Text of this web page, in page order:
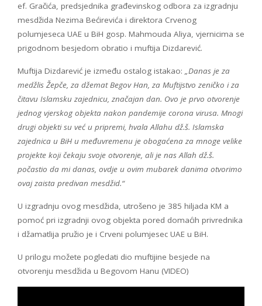
ef. Gračića, predsjednika građevinskog odbora za izgradnju
mesdžida Nezima Bećirevića i direktora Crvenog
polumjeseca UAE u BiH gosp. Mahmouda Aliya, vjernicima se
prigodnom besjedom obratio i muftija Dizdarević.
Muftija Dizdarević je između ostalog istakao: „Danas je za
medžlis Žepče, za džemat Begov Han, za Muftijstvo zeničko i za
čitavu Islamsku zajednicu, značajan dan. Ovo je prvo otvorenje
jednog vjerskog objekta nakon pandemije corona virusa. Mnogi
drugi objekti su već u pripremi, hvala Allahu dž.š. Islamska
zajednica u BiH u međuvremenu je obogaćena za mnoge velike
projekte koji čekaju svoje otvorenje, ali je nas Allah dž.š.
počastio da mi danas, ovdje u ovim mubarek danima otvorimo
ovaj zaista predivan mesdžid.“
U izgradnju ovog mesdžida, utrošeno je 385 hiljada KM a
pomoć pri izgradnji ovog objekta pored domaćih privrednika
i džamatlija pružio je i Crveni polumjesec UAE u BiH.
U prilogu možete pogledati dio muftijine besjede na
otvorenju mesdžida u Begovom Hanu (VIDEO)